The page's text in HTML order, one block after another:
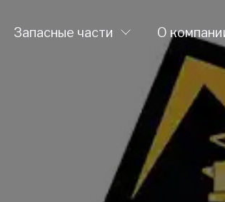
Запасные части О